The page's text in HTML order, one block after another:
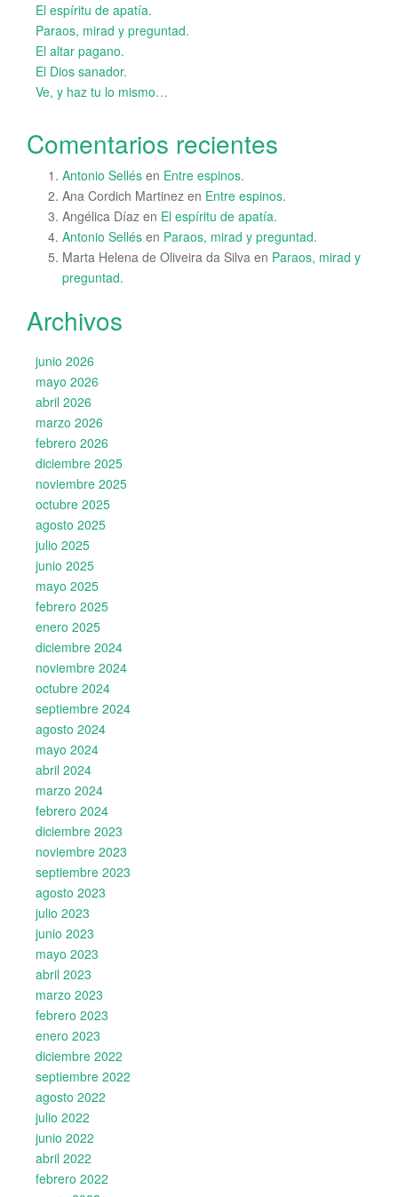
El espíritu de apatía.
Paraos, mirad y preguntad.
El altar pagano.
El Dios sanador.
Ve, y haz tu lo mismo…
Comentarios recientes
Antonio Sellés en Entre espinos.
Ana Cordich Martinez en Entre espinos.
Angélica Díaz en El espíritu de apatía.
Antonio Sellés en Paraos, mirad y preguntad.
Marta Helena de Oliveira da Silva en Paraos, mirad y
preguntad.
Archivos
junio 2026
mayo 2026
abril 2026
marzo 2026
febrero 2026
diciembre 2025
noviembre 2025
octubre 2025
agosto 2025
julio 2025
junio 2025
mayo 2025
febrero 2025
enero 2025
diciembre 2024
noviembre 2024
octubre 2024
septiembre 2024
agosto 2024
mayo 2024
abril 2024
marzo 2024
febrero 2024
diciembre 2023
noviembre 2023
septiembre 2023
agosto 2023
julio 2023
junio 2023
mayo 2023
abril 2023
marzo 2023
febrero 2023
enero 2023
diciembre 2022
septiembre 2022
agosto 2022
julio 2022
junio 2022
abril 2022
febrero 2022